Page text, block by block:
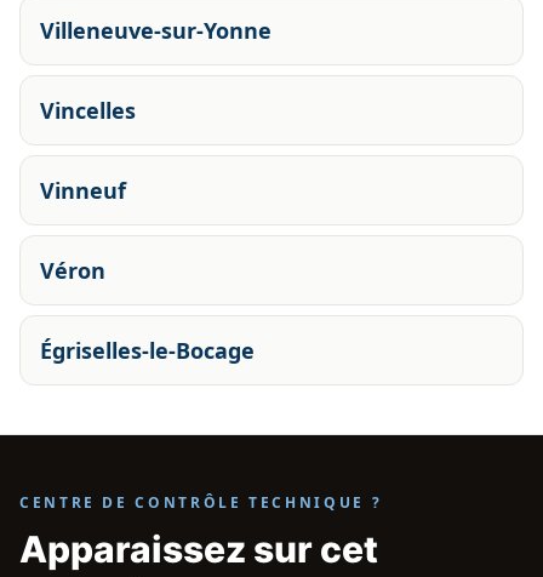
Villeneuve-sur-Yonne
Vincelles
Vinneuf
Véron
Égriselles-le-Bocage
CENTRE DE CONTRÔLE TECHNIQUE ?
Apparaissez sur cet